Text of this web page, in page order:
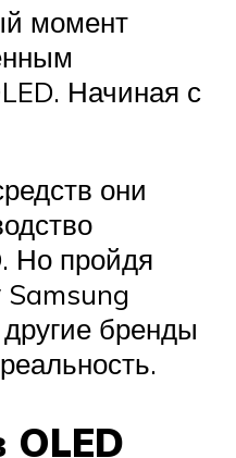
момент
Начиная с
они
Но пройдя
Samsung
бренды
OLED